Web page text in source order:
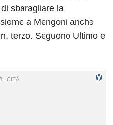
sbaragliare la
a Mengoni anche
terzo. Seguono Ultimo e